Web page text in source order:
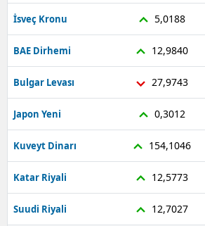
İsveç Kronu 5,0188
BAE Dirhemi 12,9840
Bulgar Levası 27,9743
Japon Yeni 0,3012
Kuveyt Dinarı 154,1046
Katar Riyali 12,5773
Suudi Riyali 12,7027